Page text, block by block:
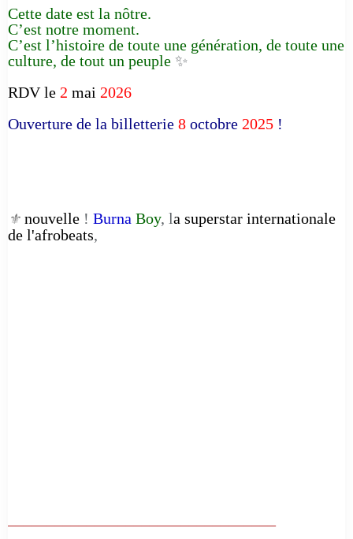
Cette date est la nôtre.
C’est notre moment.
C’est l’histoire de toute une génération, de toute une
culture, de tout un peuple ✨
RDV le 2 mai 2026
Ouverture de la billetterie 8 octobre 2025 !
⚜️ nouvelle ! Burna Boy, la superstar internationale
de l'afrobeats,